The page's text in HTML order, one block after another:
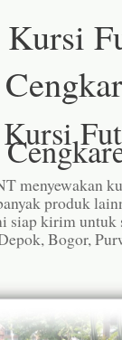
menyewakan
produk
siap kirim untuk
Bogor,